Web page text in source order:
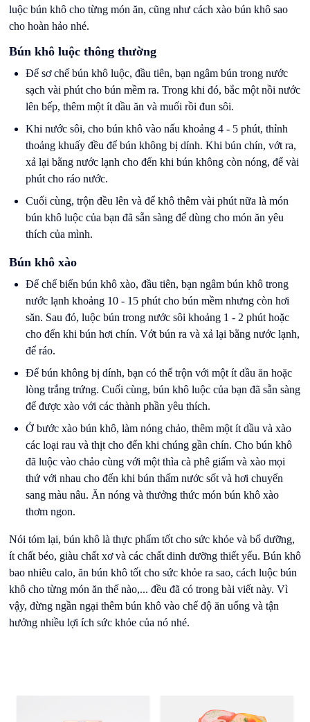
luộc bún khô cho từng món ăn, cũng như cách xào bún khô sao
cho hoàn hảo nhé.
Bún khô luộc thông thường
Để sơ chế bún khô luộc, đầu tiên, bạn ngâm bún trong nước
sạch vài phút cho bún mềm ra. Trong khi đó, bắc một nồi nước
lên bếp, thêm một ít dầu ăn và muối rồi đun sôi.
Khi nước sôi, cho bún khô vào nấu khoảng 4 - 5 phút, thỉnh
thoảng khuấy đều để bún không bị dính. Khi bún chín, vớt ra,
xả lại bằng nước lạnh cho đến khi bún không còn nóng, để vài
phút cho ráo nước.
Cuối cùng, trộn đều lên và để khô thêm vài phút nữa là món
bún khô luộc của bạn đã sẵn sàng để dùng cho món ăn yêu
thích của mình.
Bún khô xào
Để chế biến bún khô xào, đầu tiên, bạn ngâm bún khô trong
nước lạnh khoảng 10 - 15 phút cho bún mềm nhưng còn hơi
săn. Sau đó, luộc bún trong nước sôi khoảng 1 - 2 phút hoặc
cho đến khi bún hơi chín. Vớt bún ra và xả lại bằng nước lạnh,
để ráo.
Để bún không bị dính, bạn có thể trộn với một ít dầu ăn hoặc
lòng trắng trứng. Cuối cùng, bún khô luộc của bạn đã sẵn sàng
để được xào với các thành phần yêu thích.
Ở bước xào bún khô, làm nóng chảo, thêm một ít dầu và xào
các loại rau và thịt cho đến khi chúng gần chín. Cho bún khô
đã luộc vào chảo cùng với một thìa cà phê giấm và xào mọi
thứ với nhau cho đến khi bún thấm nước sốt và hơi chuyển
sang màu nâu. Ăn nóng và thưởng thức món bún khô xào
thơm ngon.
Nói tóm lại, bún khô là thực phẩm tốt cho sức khỏe và bổ dưỡng,
ít chất béo, giàu chất xơ và các chất dinh dưỡng thiết yếu. Bún khô
bao nhiêu calo, ăn bún khô tốt cho sức khỏe ra sao, cách luộc bún
khô cho từng món ăn thế nào,... đều đã có trong bài viết này. Vì
vậy, đừng ngần ngại thêm bún khô vào chế độ ăn uống và tận
hưởng nhiều lợi ích sức khỏe của nó nhé.